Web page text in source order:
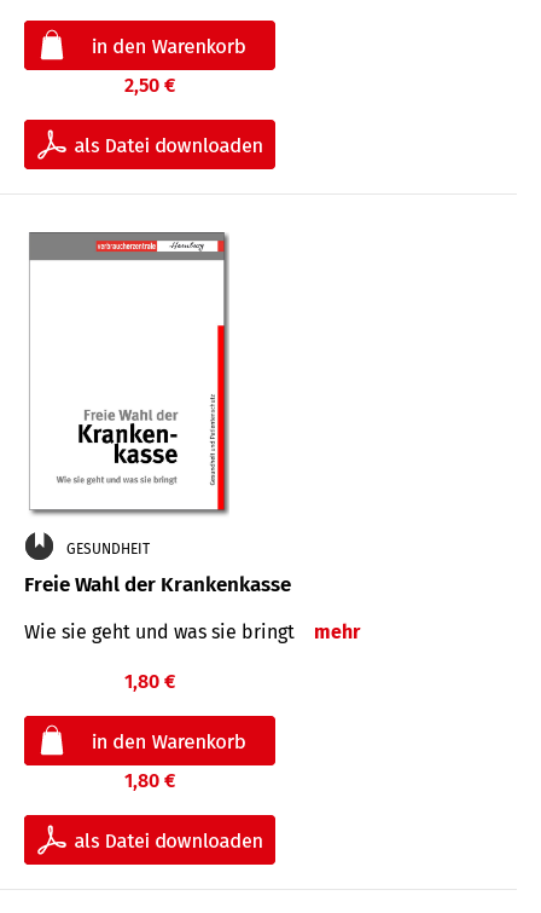
2,50 €
GESUNDHEIT
Freie Wahl der Krankenkasse
Wie sie geht und was sie bringt mehr
1,80 €
1,80 €